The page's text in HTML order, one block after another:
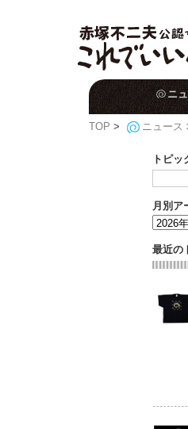
ニ
TOP > ニュース
トピッ
月別ア
最近の